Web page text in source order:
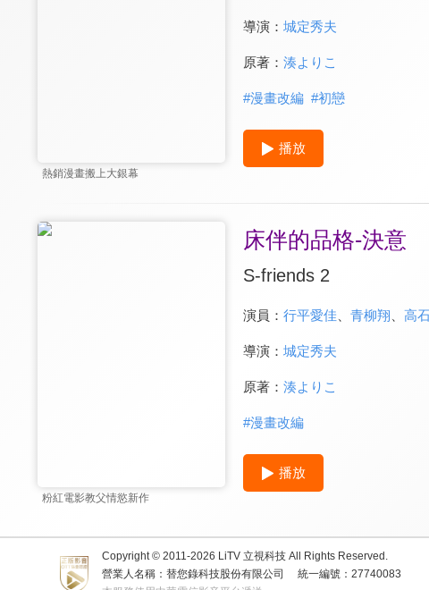
熱銷漫畫搬上大銀幕
導演： 城定秀夫
原著： 湊よりこ
#漫畫改編 #初戀
播放
粉紅電影教父情慾新作
床伴的品格-決意
S-friends 2
演員： 行平愛佳 青柳翔 高
導演： 城定秀夫
原著： 湊よりこ
#漫畫改編
播放
Copyright © 2011-2026 LiTV 立視科技 All Rights Reserved.
營業人名稱：替您錄科技股份有限公司
統一編號：27740083